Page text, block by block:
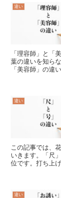
違い
「理容師」と「
葉の違いを知ら
「美容師」の違
違い
この記事では、
いきます。「尺
位です。打ち上
違い